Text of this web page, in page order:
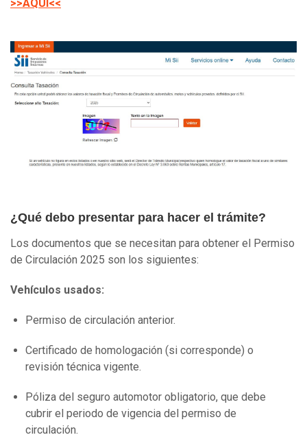
>>AQUÍ<<
¿Qué debo presentar para hacer el trámite?
Los documentos que se necesitan para obtener el Permiso
de Circulación 2025 son los siguientes:
Vehículos usados:
Permiso de circulación anterior.
Certificado de homologación (si corresponde) o
revisión técnica vigente.
Póliza del seguro automotor obligatorio, que debe
cubrir el periodo de vigencia del permiso de
circulación.